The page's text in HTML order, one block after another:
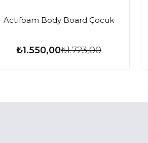
Actifoam Body Board Çocuk
₺1.550,00₺1.723,00